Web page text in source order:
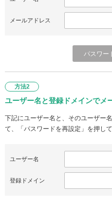
メールアドレス
方法2
ユーザー名と登録ドメインでメ
下記にユーザー名と、そのユーザー
て、「パスワードを再設定」を押して
ユーザー名
登録ドメイン